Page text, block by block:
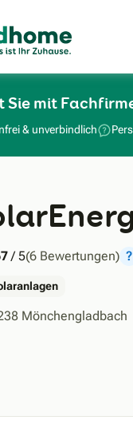
mit
& unverbindlich
/ 5(6 Bewertungen) ?
Mönchengladbach